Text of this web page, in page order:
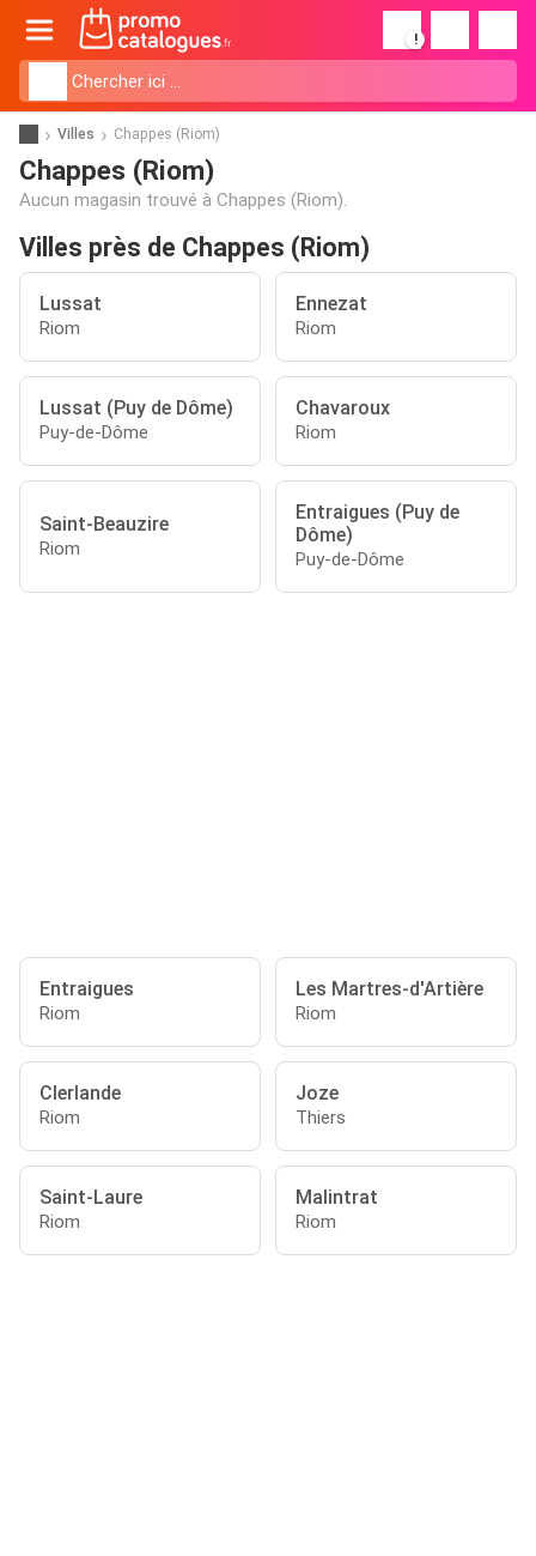
!
Villes Chappes (Riom)
Chappes (Riom)
Aucun magasin trouvé à Chappes (Riom).
Villes près de Chappes (Riom)
Lussat
Riom
Ennezat
Riom
Lussat (Puy de Dôme)
Puy-de-Dôme
Chavaroux
Riom
Saint-Beauzire
Riom
Entraigues (Puy de
Dôme)
Puy-de-Dôme
Entraigues
Riom
Les Martres-d'Artière
Riom
Clerlande
Riom
Joze
Thiers
Saint-Laure
Riom
Malintrat
Riom